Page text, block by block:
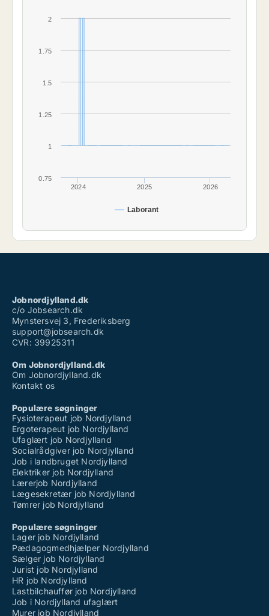
Laborant
2024 2025 2026
1
2
0.75
1.25
1.5
1.75
Jobnordjylland.dk
c/o Jobsearch.dk
Mynstersvej 3, Frederiksberg
support@jobsearch.dk
CVR: 39925311
Om Jobnordjylland.dk
Om Jobnordjylland.dk
Kontakt os
Populære søgninger
Fysioterapeut job Nordjylland
Ergoterapeut job Nordjylland
Ufaglært job Nordjylland
Socialrådgiver job Nordjylland
Job i landbruget Nordjylland
Elektriker job Nordjylland
Lærerjob Nordjylland
Lægesekretær job Nordjylland
Tømrer job Nordjylland
Populære søgninger
Lager job Nordjylland
Pædagogmedhjælper Nordjylland
Sælger job Nordjylland
Jurist job Nordjylland
HR job Nordjylland
Lastbilchauffør job Nordjylland
Job i Nordjylland ufaglært
Murer job Nordjylland